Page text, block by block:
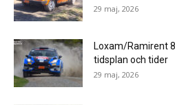
29 maj, 2026
Loxam/Ramirent
tidsplan och tider
29 maj, 2026